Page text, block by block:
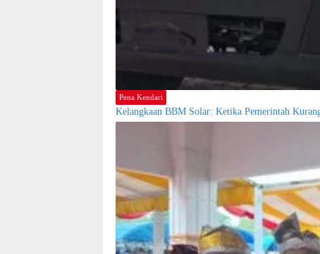
Pena Kendari
Kelangkaan BBM Solar: Ketika Pemerintah